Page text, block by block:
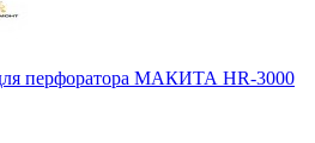
перфоратора МАКИТА HR-3000